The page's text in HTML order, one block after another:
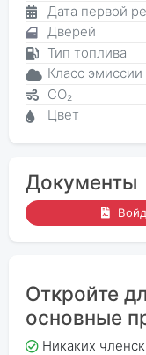
Дата первой
Дверей
Тип топлива
Класс эмиссии
CO₂
Цвет
Документы
Откройте
основные
Никаких